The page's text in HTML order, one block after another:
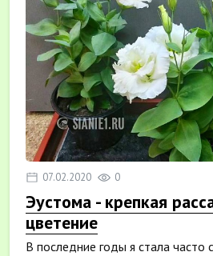
07.02.2020 0
Эустома - крепкая
цветение
В последние годы я стала часто